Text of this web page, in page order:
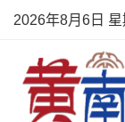
2026年8月6日